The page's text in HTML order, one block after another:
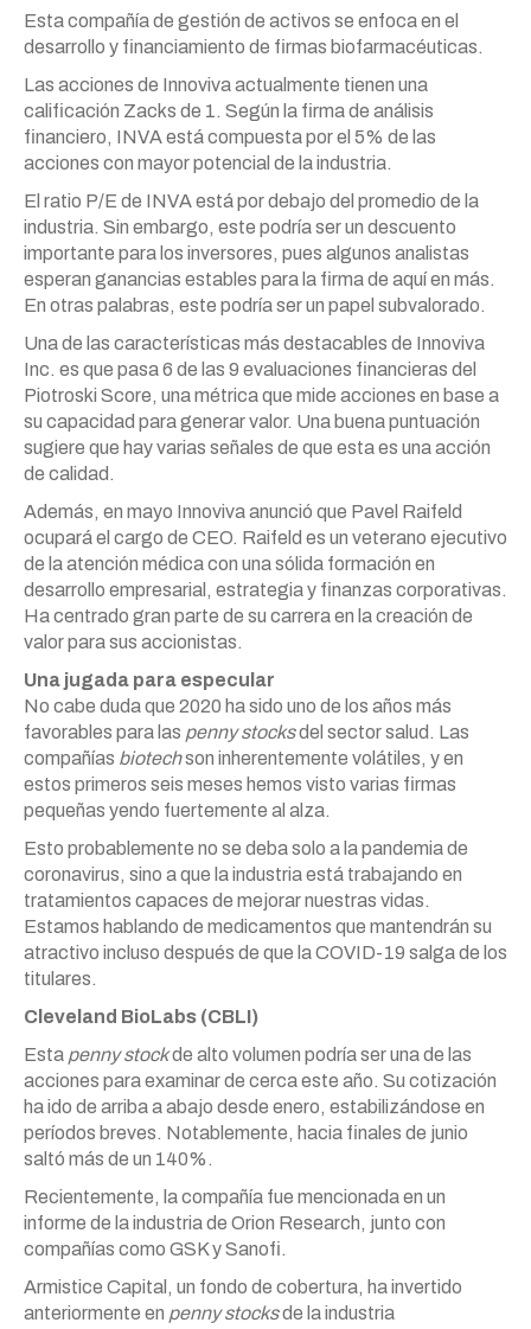
Esta compañía de gestión de activos se enfoca en el
desarrollo y financiamiento de firmas biofarmacéuticas.
Las acciones de Innoviva actualmente tienen una
calificación Zacks de 1. Según la firma de análisis
financiero, INVA está compuesta por el 5% de las
acciones con mayor potencial de la industria.
El ratio P/E de INVA está por debajo del promedio de la
industria. Sin embargo, este podría ser un descuento
importante para los inversores, pues algunos analistas
esperan ganancias estables para la firma de aquí en más.
En otras palabras, este podría ser un papel subvalorado.
Una de las características más destacables de Innoviva
Inc. es que pasa 6 de las 9 evaluaciones financieras del
Piotroski Score, una métrica que mide acciones en base a
su capacidad para generar valor. Una buena puntuación
sugiere que hay varias señales de que esta es una acción
de calidad.
Además, en mayo Innoviva anunció que Pavel Raifeld
ocupará el cargo de CEO. Raifeld es un veterano ejecutivo
de la atención médica con una sólida formación en
desarrollo empresarial, estrategia y finanzas corporativas.
Ha centrado gran parte de su carrera en la creación de
valor para sus accionistas.
Una jugada para especular
No cabe duda que 2020 ha sido uno de los años más
favorables para las penny stocksdel sector salud. Las
compañías biotechson inherentemente volátiles, y en
estos primeros seis meses hemos visto varias firmas
pequeñas yendo fuertemente al alza.
Esto probablemente no se deba solo a la pandemia de
coronavirus, sino a que la industria está trabajando en
tratamientos capaces de mejorar nuestras vidas.
Estamos hablando de medicamentos que mantendrán su
atractivo incluso después de que la COVID-19 salga de los
titulares.
Cleveland BioLabs (CBLI)
Esta penny stockde alto volumen podría ser una de las
acciones para examinar de cerca este año. Su cotización
ha ido de arriba a abajo desde enero, estabilizándose en
períodos breves. Notablemente, hacia finales de junio
saltó más de un 140%.
Recientemente, la compañía fue mencionada en un
informe de la industria de Orion Research, junto con
compañías como GSK y Sanofi.
Armistice Capital, un fondo de cobertura, ha invertido
anteriormente en penny stocksde la industria